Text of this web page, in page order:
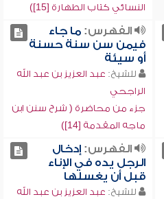
النسائي كتاب الطهارة [15])
الفهرس:ما جاء
فيمن سن سنة حسنة
أو سيئة
للشيخ: عبد العزيز بن عبد الله
الراجحي
جزء من محاضرة ( شرح سنن ابن
ماجه المقدمة [14])
الفهرس:إدخال
الرجل يده في الإناء
قبل أن يغسلها
للشيخ: عبد العزيز بن عبد الله